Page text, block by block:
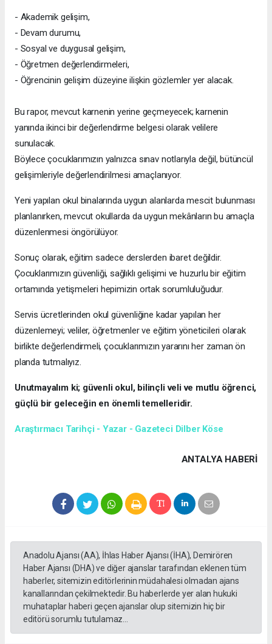
- Akademik gelişim,
- Devam durumu,
- Sosyal ve duygusal gelişim,
- Öğretmen değerlendirmeleri,
- Öğrencinin gelişim düzeyine ilişkin gözlemler yer alacak.
Bu rapor, mevcut karnenin yerine geçmeyecek; karnenin
yanında ikinci bir değerlendirme belgesi olarak velilere
sunulacak.
Böylece çocuklarımızın yalnızca sınav notlarıyla değil, bütüncül
gelişimleriyle değerlendirilmesi amaçlanıyor.
Yeni yapılan okul binalarında uygun alanlarda mescit bulunması
planlanırken, mevcut okullarda da uygun mekânların bu amaçla
düzenlenmesi öngörülüyor.
Sonuç olarak, eğitim sadece derslerden ibaret değildir.
Çocuklarımızın güvenliği, sağlıklı gelişimi ve huzurlu bir eğitim
ortamında yetişmeleri hepimizin ortak sorumluluğudur.
Servis ücretlerinden okul güvenliğine kadar yapılan her
düzenlemeyi; veliler, öğretmenler ve eğitim yöneticileri olarak
birlikte değerlendirmeli, çocuklarımızın yararını her zaman ön
planda tutmalıyız.
Unutmayalım ki; güvenli okul, bilinçli veli ve mutlu öğrenci,
güçlü bir geleceğin en önemli temelleridir.
Araştırmacı Tarihçi - Yazar - Gazeteci Dilber Köse
ANTALYA HABERİ
Anadolu Ajansı (AA), İhlas Haber Ajansı (İHA), Demirören
Haber Ajansı (DHA) ve diğer ajanslar tarafından eklenen tüm
haberler, sitemizin editörlerinin müdahalesi olmadan ajans
kanallarından çekilmektedir. Bu haberlerde yer alan hukuki
muhataplar haberi geçen ajanslar olup sitemizin hiç bir
editörü sorumlu tutulamaz...